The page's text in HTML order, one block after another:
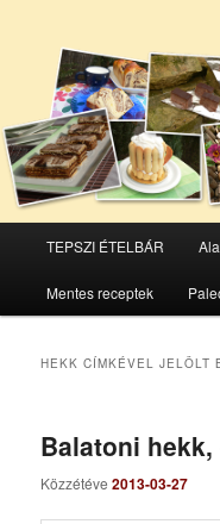
Tovább
az
elsődleges
Tovább
a
másodlagos
TEPSZI ÉTELBÁR
Mentes receptek
HEKK CÍMKÉVEL JELÖLT
Balatoni
Közzétéve2013-03-27